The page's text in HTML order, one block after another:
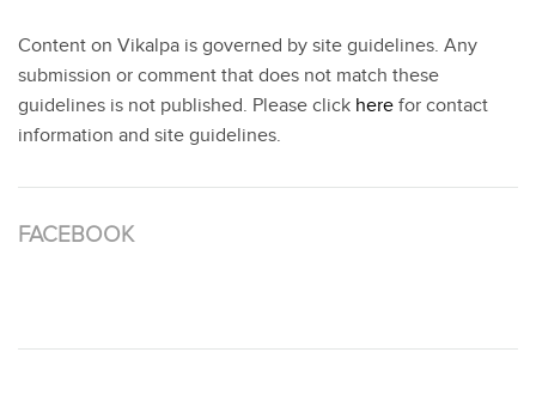
Content on Vikalpa is governed by site guidelines. Any
submission or comment that does not match these
guidelines is not published. Please click here for contact
information and site guidelines.
FACEBOOK